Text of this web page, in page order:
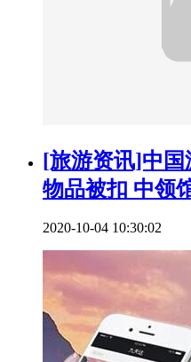
[旅游资讯]中国
物品被扣 中领
2020-10-04 10:30:02